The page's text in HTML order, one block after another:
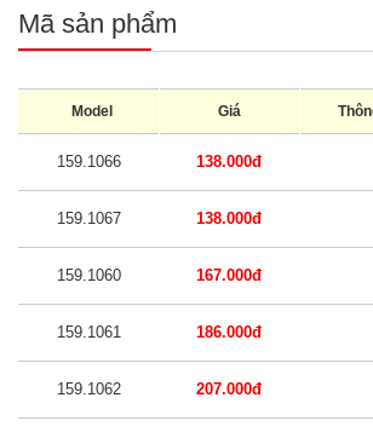
Mã sản phẩm
Model Giá
159.1066 138.000đ
159.1067 138.000đ
159.1060 167.000đ
159.1061 186.000đ
159.1062 207.000đ